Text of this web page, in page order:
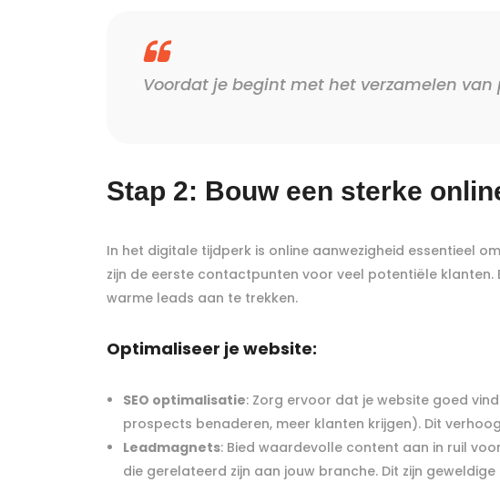
Voordat je begint met het verzamelen
Stap 2: Bouw een sterke
In het digitale tijdperk is online aanwezigheid essentieel
zijn de eerste contactpunten voor veel potentiële
warme leads aan te trekken.
Optimaliseer je website:
SEO optimalisatie: Zorg ervoor dat je website goed
prospects benaderen, meer klanten krijgen). Dit
Leadmagnets: Bied waardevolle content aan in ruil
die gerelateerd zijn aan jouw branche. Dit zijn